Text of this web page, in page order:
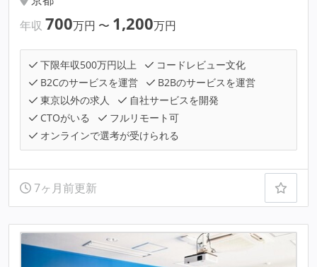
年収 700万円 〜 1,200万円
下限年収500万円以上
コードレビュー文化
B2Cのサービスを運営
B2Bのサービスを運営
東京以外の求人
自社サービスを開発
CTOがいる
フルリモート可
オンラインで選考が受けられる
7ヶ月前更新